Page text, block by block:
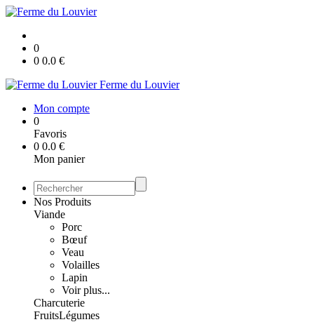
0
0 0.0 €
Ferme du Louvier
Mon compte
0
Favoris
0 0.0 €
Mon panier
Nos Produits
Viande
Porc
Bœuf
Veau
Volailles
Lapin
Voir plus...
Charcuterie
FruitsLégumes